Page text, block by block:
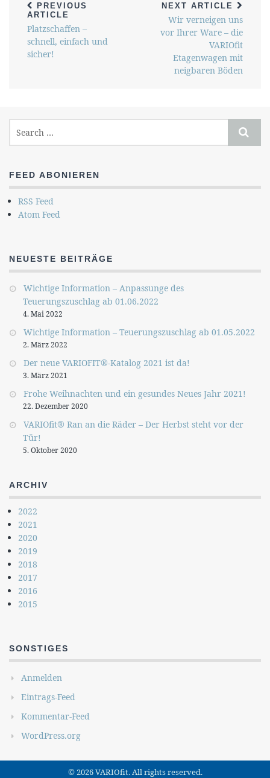
PREVIOUS
ARTICLE
Platzschaffen –
schnell, einfach und
sicher!
NEXT ARTICLE
Wir verneigen uns
vor Ihrer Ware – die
VARIOfit
Etagenwagen mit
neigbaren Böden
FEED ABONIEREN
RSS Feed
Atom Feed
NEUESTE BEITRÄGE
Wichtige Information – Anpassunge des
Teuerungszuschlag ab 01.06.2022
4. Mai 2022
Wichtige Information – Teuerungszuschlag ab 01.05.2022
2. März 2022
Der neue VARIOFIT®-Katalog 2021 ist da!
3. März 2021
Frohe Weihnachten und ein gesundes Neues Jahr 2021!
22. Dezember 2020
VARIOfit® Ran an die Räder – Der Herbst steht vor der
Tür!
5. Oktober 2020
ARCHIV
2022
2021
2020
2019
2018
2017
2016
2015
SONSTIGES
Anmelden
Eintrags-Feed
Kommentar-Feed
WordPress.org
© 2026 VARIOfit. All rights reserved.